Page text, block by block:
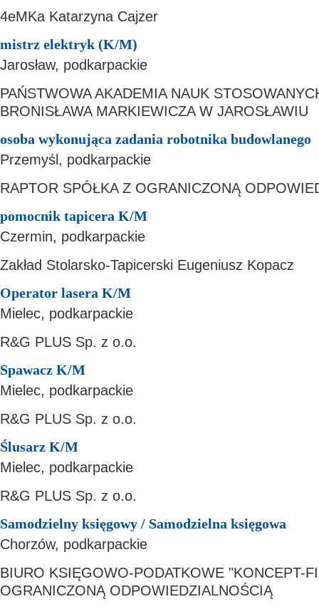
4eMKa Katarzyna Cajzer
mistrz elektryk (K/M)
Jarosław, podkarpackie
PAŃSTWOWA AKADEMIA NAUK
BRONISŁAWA MARKIEWICZA W JAROSŁAWIU
osoba wykonująca zadania robotnika budowlanego
Przemyśl, podkarpackie
RAPTOR SPÓŁKA Z OGRANICZONĄ
pomocnik tapicera K/M
Czermin, podkarpackie
Zakład Stolarsko-Tapicerski Eugeniusz Kopacz
Operator lasera K/M
Mielec, podkarpackie
R&G PLUS Sp. z o.o.
Spawacz K/M
Mielec, podkarpackie
R&G PLUS Sp. z o.o.
Ślusarz K/M
Mielec, podkarpackie
R&G PLUS Sp. z o.o.
Samodzielny księgowy / Samodzielna księgowa
Chorzów, podkarpackie
BIURO KSIĘGOWO-PODATKOWE "KONCEPT-
OGRANICZONĄ ODPOWIEDZIALNOŚCIĄ